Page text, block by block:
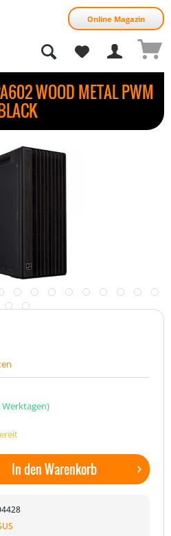
Online Magazin
WOOD METAL PWM
In denWarenkorb